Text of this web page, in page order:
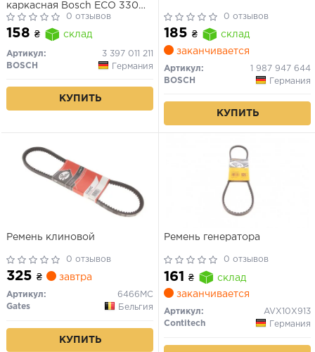
каркасная Bosch ECO 330
мм (13")
0 отзывов
158 ₴ склад
Артикул:
3 397 011 211
BOSCH
Германия
КУПИТЬ
0 отзывов
185 ₴
склад
заканчивается
Артикул:
1 987 947 644
BOSCH
Германия
КУПИТЬ
Ремень клиновой
0 отзывов
325 ₴ завтра
Артикул:
6466MC
Gates
Бельгия
КУПИТЬ
Ремень генератора
0 отзывов
161 ₴
склад
заканчивается
Артикул:
AVX10X913
Contitech
Германия